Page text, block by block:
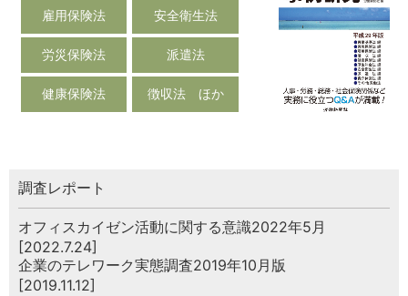
雇用保険法 安全衛生法
労災保険法 派遣法
健康保険法 徴収法 ほか
調査レポート
オフィスカイゼン活動に関する意識2022年5月
[2022.7.24]
企業のテレワーク実態調査2019年10月版
[2019.11.12]